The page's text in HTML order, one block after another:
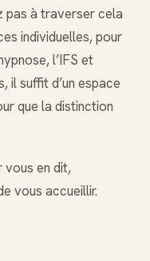
pas à traverser cela
individuelles, pour
l’IFS et
il suffit d’un espace
que la distinction
vous en dit,
vous accueillir.